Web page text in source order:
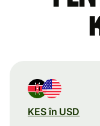
KES în USD